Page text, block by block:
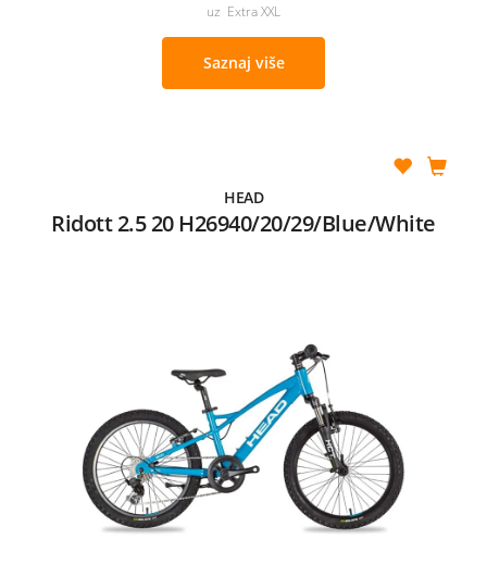
uz Extra XXL
Saznaj više
HEAD
Ridott 2.5 20 H26940/20/29/Blue/White